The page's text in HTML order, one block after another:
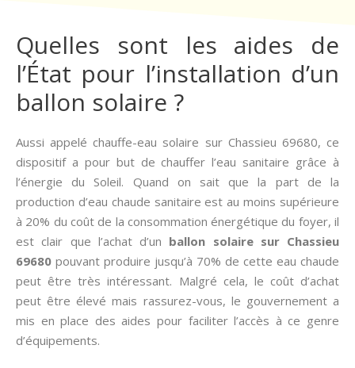
Quelles sont les aides de
l’État pour l’installation d’un
ballon solaire ?
Aussi appelé chauffe-eau solaire sur Chassieu 69680, ce
dispositif a pour but de chauffer l’eau sanitaire grâce à
l’énergie du Soleil. Quand on sait que la part de la
production d’eau chaude sanitaire est au moins supérieure
à 20% du coût de la consommation énergétique du foyer, il
est clair que l’achat d’un ballon solaire sur Chassieu
69680 pouvant produire jusqu’à 70% de cette eau chaude
peut être très intéressant. Malgré cela, le coût d’achat
peut être élevé mais rassurez-vous, le gouvernement a
mis en place des aides pour faciliter l’accès à ce genre
d’équipements.